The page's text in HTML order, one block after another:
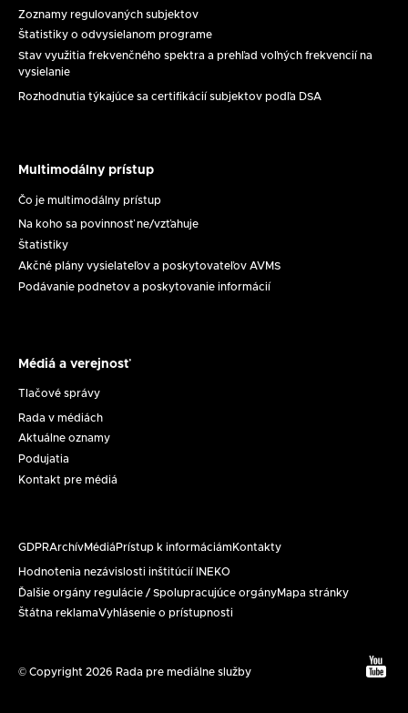
evidencie
Zoznamy regulovaných subjektov
Štatistiky o odvysielanom programe
Stav využitia frekvenčného spektra a prehľad voľných frekvencií na
vysielanie
Rozhodnutia týkajúce sa certifikácií subjektov podľa DSA
prístup
Multimodálny prístup
Čo je multimodálny prístup
Na koho sa povinnosť ne/vzťahuje
Štatistiky
Akčné plány vysielateľov a poskytovateľov AVMS
Podávanie podnetov a poskytovanie informácií
a
verejnosť
Médiá a verejnosť
Tlačové správy
Rada v médiách
Aktuálne oznamy
Podujatia
Kontakt pre médiá
Päta
GDPRArchívMédiá Prístup k informáciám Kontakty
Hodnotenia nezávislosti inštitúcií INEKO
Ďalšie orgány regulácie / Spolupracujúce orgányMapa stránky
Štátna reklamaVyhlásenie o prístupnosti
© Copyright 2026 Rada pre mediálne služby